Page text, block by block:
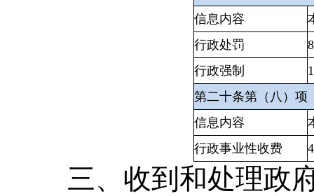
信息内容
行政处罚
8
行政强制
1
第二十条第（八）项
信息内容
行政事业性收费
三、收到和处理政